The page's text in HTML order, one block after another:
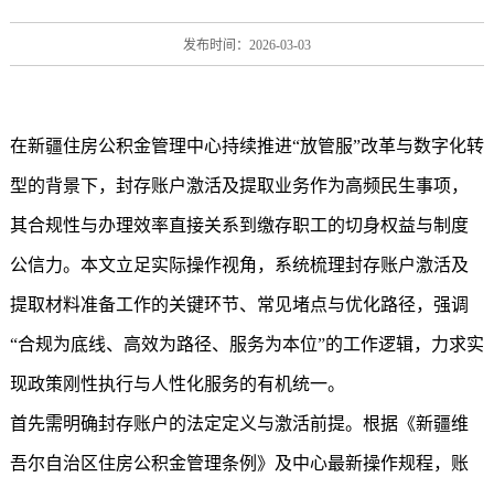
发布时间：2026-03-03
在新疆住房公积金管理中心持续推进“放管服”改革与数字化转
型的背景下，封存账户激活及提取业务作为高频民生事项，
其合规性与办理效率直接关系到缴存职工的切身权益与制度
公信力。本文立足实际操作视角，系统梳理封存账户激活及
提取材料准备工作的关键环节、常见堵点与优化路径，强调
“合规为底线、高效为路径、服务为本位”的工作逻辑，力求实
现政策刚性执行与人性化服务的有机统一。
首先需明确封存账户的法定定义与激活前提。根据《新疆维
吾尔自治区住房公积金管理条例》及中心最新操作规程，账